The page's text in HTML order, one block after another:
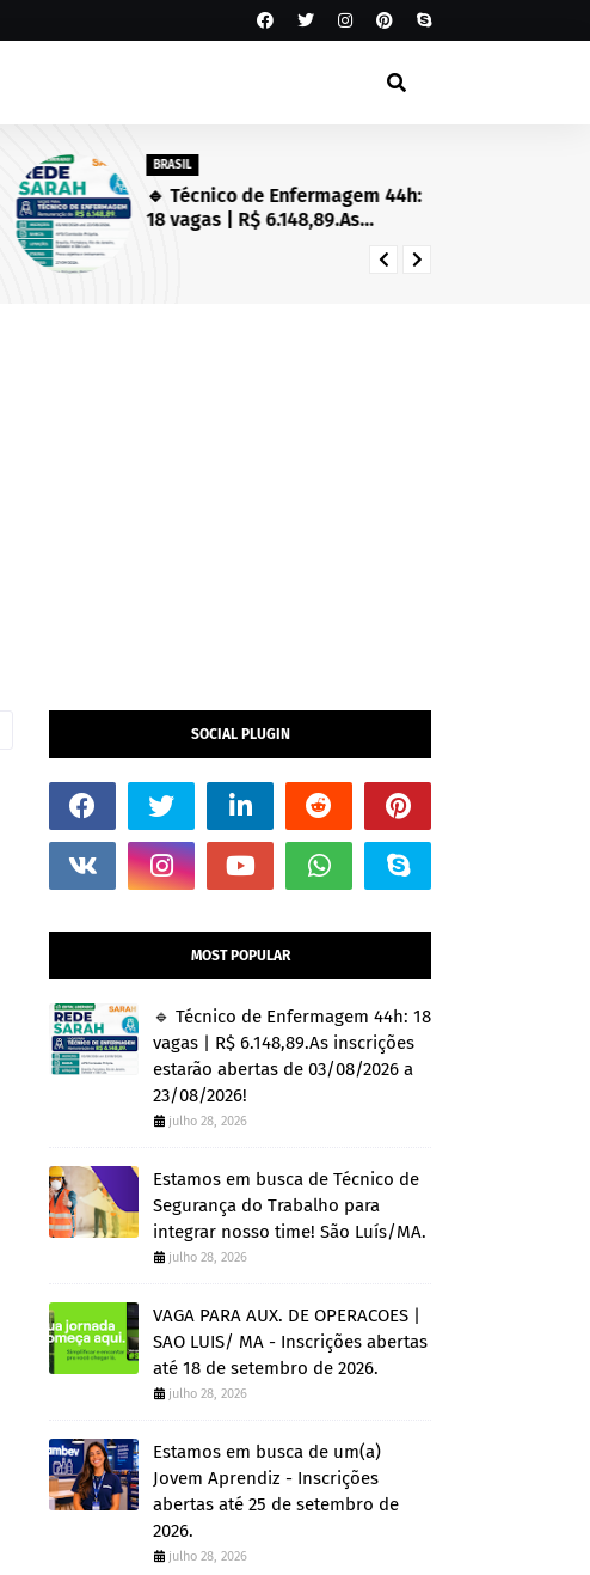
BRASIL
🔹 Técnico de Enfermagem 44h:
18 vagas | R$ 6.148,89.As
SOCIAL PLUGIN
MOST POPULAR
🔹 Técnico de Enfermagem 44h: 18
vagas | R$ 6.148,89.As inscrições
estarão abertas de 03/08/2026 a
23/08/2026!
julho 28, 2026
Estamos em busca de Técnico de
Segurança do Trabalho para
integrar nosso time! São Luís/MA.
julho 28, 2026
VAGA PARA AUX. DE OPERACOES |
SAO LUIS/ MA - Inscrições abertas
até 18 de setembro de 2026.
julho 28, 2026
Estamos em busca de um(a)
Jovem Aprendiz - Inscrições
abertas até 25 de setembro de
2026.
julho 28, 2026